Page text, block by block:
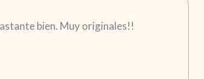
bien. Muy originales!!